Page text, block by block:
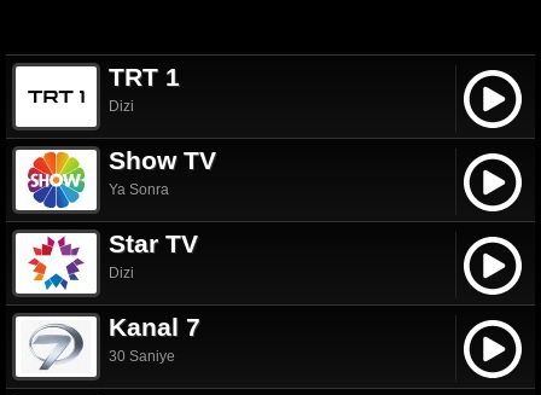
TRT 1
Dizi
Show TV
Ya Sonra
Star TV
Dizi
Kanal 7
30 Saniye